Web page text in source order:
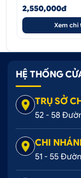
canh chỉnh
lớp keo phía
Bước 5: Tiến
Bước 6: Cẩn
đã ướm ban đầu
Bước 7: Ấn
cố định chắc chắn
Chính sách
- Ô tô Hoàng
hàng giao sai
từ khi Khách
2,550,000đ
Xem chi
HỆ THỐNG
TRỤ SỞ
52 - 58
CHI
51 - 55